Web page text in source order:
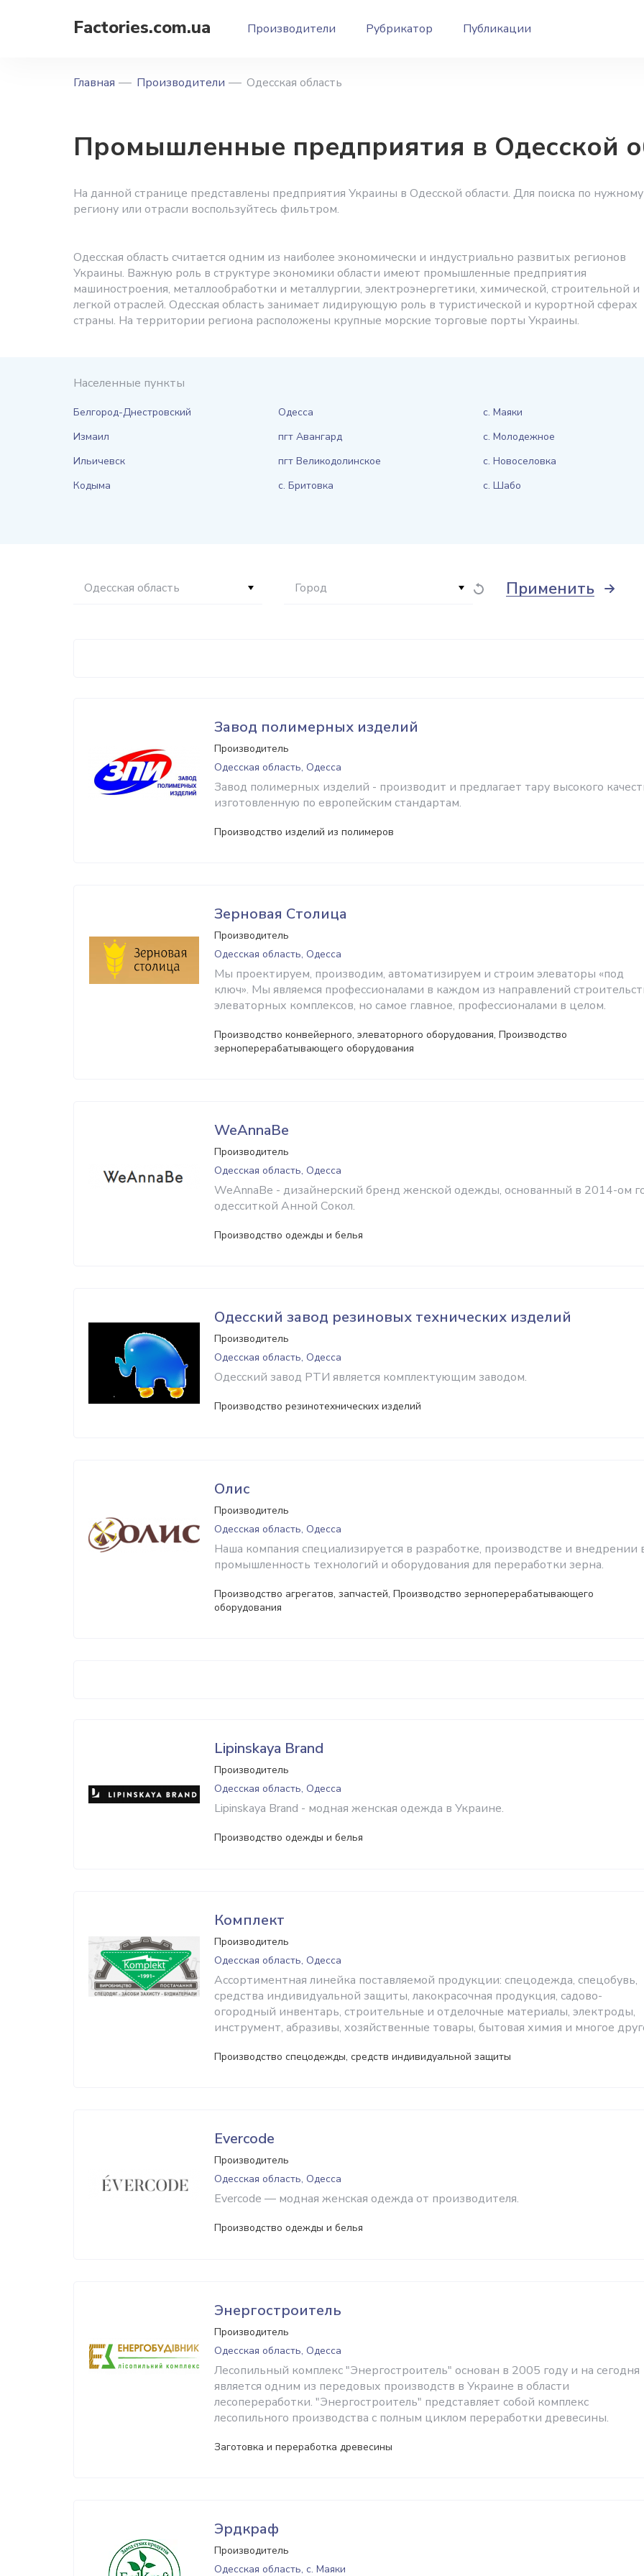
Factories.com.ua Производители Рубрикатор Публикации
Главная Производители Одесская область
Промышленные предприятия в Одесской
На данной странице представлены предприятия Украины в Одесской области. Для поиска по нужному
региону или отрасли воспользуйтесь фильтром.
Одесская область считается одним из наиболее экономически и индустриально развитых регионов
Украины. Важную роль в структуре экономики области имеют промышленные предприятия
машиностроения, металлообработки и металлургии, электроэнергетики, химической, строительной и
легкой отраслей. Одесская область занимает лидирующую роль в туристической и курортной сферах
страны. На территории региона расположены крупные морские торговые порты Украины.
Населенные пункты
Белгород-Днестровский
Измаил
Ильичевск
Кодыма
Одесса
пгт Авангард
пгт Великодолинское
с. Бритовка
с. Маяки
с. Молодежное
с. Новоселовка
с. Шабо
Одесская область Город Применить
Завод полимерных изделий
Производитель
Одесская область, Одесса
Завод полимерных изделий - производит и предлагает тару высокого
изготовленную по европейским стандартам.
Производство изделий из полимеров
Зерновая Столица
Производитель
Одесская область, Одесса
Мы проектируем, производим, автоматизируем и строим элеваторы «под
ключ». Мы являемся профессионалами в каждом из направлений
элеваторных комплексов, но самое главное, профессионалами в целом.
Производство конвейерного, элеваторного оборудования, Производство
зерноперерабатывающего оборудования
WeAnnaBe
Производитель
Одесская область, Одесса
WeAnnaBe - дизайнерский бренд женской одежды, основанный в 2014-ом
одесситкой Анной Сокол.
Производство одежды и белья
Одесский завод резиновых технических изделий
Производитель
Одесская область, Одесса
Одесский завод РТИ является комплектующим заводом.
Производство резинотехнических изделий
Олис
Производитель
Одесская область, Одесса
Наша компания специализируется в разработке, производстве и внедрении
промышленность технологий и оборудования для переработки зерна.
Производство агрегатов, запчастей, Производство зерноперерабатывающего
оборудования
Lipinskaya Brand
Производитель
Одесская область, Одесса
Lipinskaya Brand - модная женская одежда в Украине.
Производство одежды и белья
Комплект
Производитель
Одесская область, Одесса
Ассортиментная линейка поставляемой продукции: спецодежда, спецобувь,
средства индивидуальной защиты, лакокрасочная продукция, садово-
огородный инвентарь, строительные и отделочные материалы, электроды,
инструмент, абразивы, хозяйственные товары, бытовая химия и многое
Производство спецодежды, средств индивидуальной защиты
Evercode
Производитель
Одесская область, Одесса
Evercode — модная женская одежда от производителя.
Производство одежды и белья
Энергостроитель
Производитель
Одесская область, Одесса
Лесопильный комплекс "Энергостроитель" основан в 2005 году и на сегодня
является одним из передовых производств в Украине в области
лесопереработки. "Энергостроитель" представляет собой комплекс
лесопильного производства с полным циклом переработки древесины.
Заготовка и переработка древесины
Эрдкраф
Производитель
Одесская область, с. Маяки